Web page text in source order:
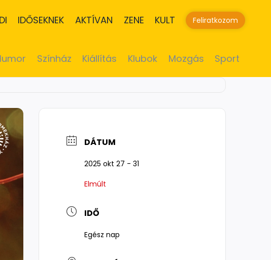
IDŐSEKNEK AKTÍVAN ZENE KULT Feliratkozom
Színház Kiállítás Klubok Mozgás Sport
DÁTUM
2025 okt 27 - 31
Elmúlt
IDŐ
Egész nap